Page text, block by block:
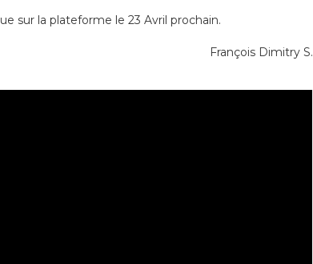
sur la plateforme le 23 Avril prochain.
François Dimitry S.